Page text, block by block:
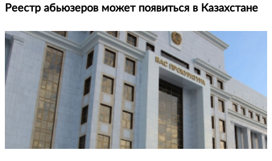
Реестр абьюзеров может появиться в Казахстане